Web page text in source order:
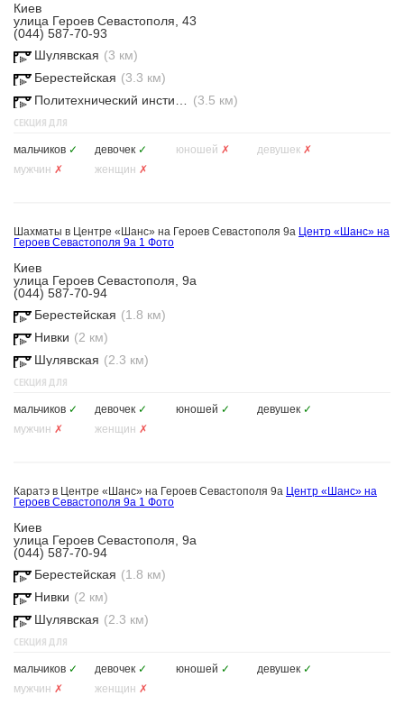
Киев
улица Героев Севастополя, 43
(044) 587-70-93
Шулявская (3 км)
Берестейская (3.3 км)
(3.5 км)
СЕКЦИЯ ДЛЯ
мальчиков ✓ девочек ✓ юношей ✗ девушек ✗
мужчин ✗ женщин ✗
Шахматы в Центре «Шанс» на Героев Севастополя 9а Центр «Шанс» на
Героев Севастополя 9а 1 Фото
Киев
улица Героев Севастополя, 9а
(044) 587-70-94
Берестейская (1.8 км)
Нивки (2 км)
Шулявская (2.3 км)
СЕКЦИЯ ДЛЯ
мальчиков ✓ девочек ✓ юношей ✓ девушек ✓
мужчин ✗ женщин ✗
Каратэ в Центре «Шанс» на Героев Севастополя 9а Центр «Шанс» на
Героев Севастополя 9а 1 Фото
Киев
улица Героев Севастополя, 9а
(044) 587-70-94
Берестейская (1.8 км)
Нивки (2 км)
Шулявская (2.3 км)
СЕКЦИЯ ДЛЯ
мальчиков ✓ девочек ✓ юношей ✓ девушек ✓
мужчин ✗ женщин ✗